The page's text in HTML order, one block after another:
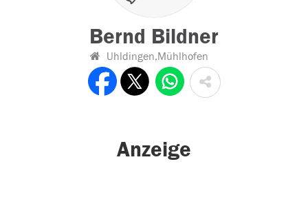
Bernd Bildner
Uhldingen,Mühlhofen
Anzeige